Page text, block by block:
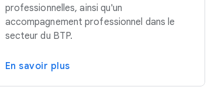
professionnelles, ainsi qu'un
accompagnement professionnel dans le
secteur du BTP.
En savoir plus